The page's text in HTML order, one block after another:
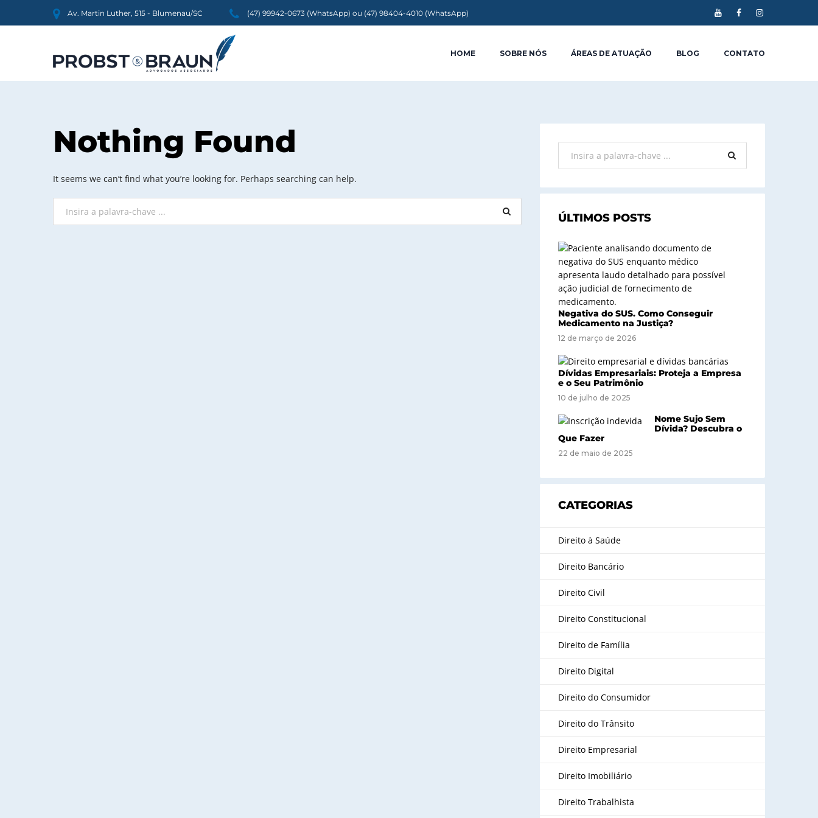
Av. Martin Luther, 515 - Blumenau/SC (47) 99942-0673 (WhatsApp) ou (47) 98404-4010 (WhatsApp)
HOME SOBRE NÓS ÁREAS DE ATUAÇÃO BLOG CONTATO
Nothing Found
It seems we can’t find what you’re looking for. Perhaps searching can help.
ÚLTIMOS POSTS
Negativa do SUS. Como Conseguir
Medicamento na Justiça?
12 de março de 2026
Dívidas Empresariais: Proteja a Empresa
e o Seu Patrimônio
10 de julho de 2025
Nome Sujo Sem
Dívida? Descubra o
Que Fazer
22 de maio de 2025
CATEGORIAS
Direito à Saúde
Direito Bancário
Direito Civil
Direito Constitucional
Direito de Família
Direito Digital
Direito do Consumidor
Direito do Trânsito
Direito Empresarial
Direito Imobiliário
Direito Trabalhista